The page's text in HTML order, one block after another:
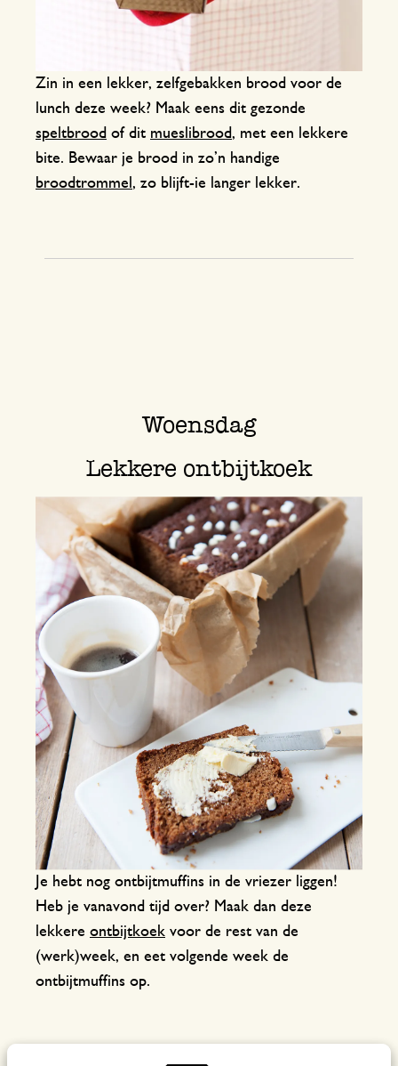
Zin in een lekker, zelfgebakken brood voor de
lunch deze week? Maak eens dit gezonde
speltbrood of dit mueslibrood, met een lekkere
bite. Bewaar je brood in zo’n handige
broodtrommel , zo blijft-ie langer lekker.
Woensdag
Lekkere ontbijtkoek
Je hebt nog ontbijtmuffins in de vriezer liggen!
Heb je vanavond tijd over? Maak dan deze
lekkere ontbijtkoek voor de rest van de
(werk)week, en eet volgende week de
ontbijtmuffins op.